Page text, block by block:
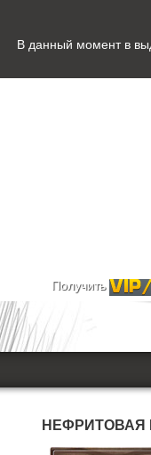
В данный момент в
Получить
НЕФРИТОВАЯ